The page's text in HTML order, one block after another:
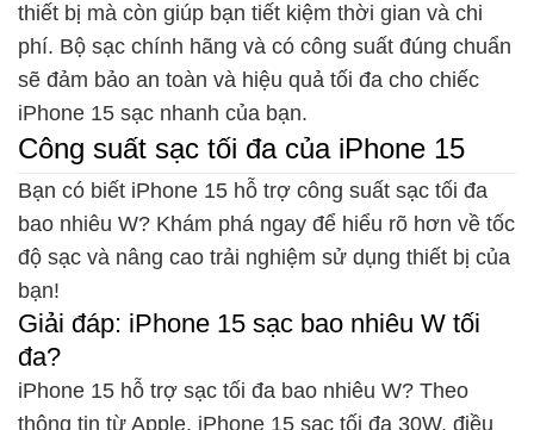
thiết bị mà còn giúp bạn tiết kiệm thời gian và chi
phí. Bộ sạc chính hãng và có công suất đúng chuẩn
sẽ đảm bảo an toàn và hiệu quả tối đa cho chiếc
iPhone 15 sạc nhanh của bạn.
Công suất sạc tối đa của iPhone 15
Bạn có biết iPhone 15 hỗ trợ công suất sạc tối đa
bao nhiêu W? Khám phá ngay để hiểu rõ hơn về tốc
độ sạc và nâng cao trải nghiệm sử dụng thiết bị của
bạn!
Giải đáp: iPhone 15 sạc bao nhiêu W tối
đa?
iPhone 15 hỗ trợ sạc tối đa bao nhiêu W? Theo
thông tin từ Apple, iPhone 15 sạc tối đa 30W, điều